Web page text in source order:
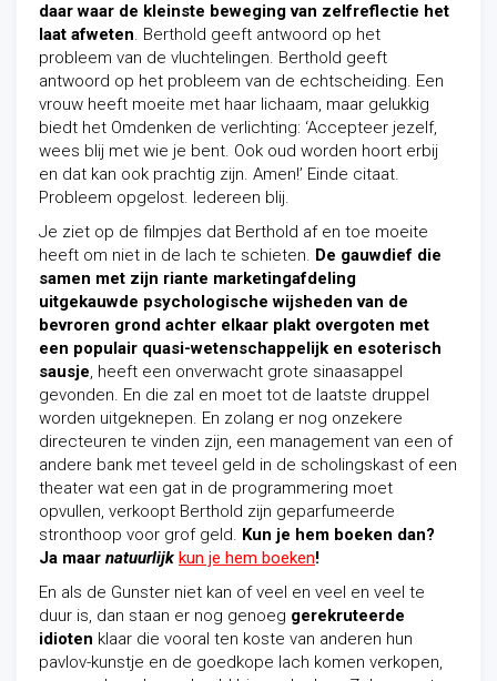
daar waar de kleinste beweging van zelfreflectie het
laat afweten. Berthold geeft antwoord op het
probleem van de vluchtelingen. Berthold geeft
antwoord op het probleem van de echtscheiding. Een
vrouw heeft moeite met haar lichaam, maar gelukkig
biedt het Omdenken de verlichting: ‘Accepteer jezelf,
wees blij met wie je bent. Ook oud worden hoort erbij
en dat kan ook prachtig zijn. Amen!’ Einde citaat.
Probleem opgelost. Iedereen blij.
Je ziet op de filmpjes dat Berthold af en toe moeite
heeft om niet in de lach te schieten. De gauwdief die
samen met zijn riante marketingafdeling
uitgekauwde psychologische wijsheden van de
bevroren grond achter elkaar plakt overgoten met
een populair quasi-wetenschappelijk en esoterisch
sausje, heeft een onverwacht grote sinaasappel
gevonden. En die zal en moet tot de laatste druppel
worden uitgeknepen. En zolang er nog onzekere
directeuren te vinden zijn, een management van een of
andere bank met teveel geld in de scholingskast of een
theater wat een gat in de programmering moet
opvullen, verkoopt Berthold zijn geparfumeerde
stronthoop voor grof geld. Kun je hem boeken dan?
Ja maar natuurlijk kun je hem boeken!
En als de Gunster niet kan of veel en veel en veel te
duur is, dan staan er nog genoeg gerekruteerde
idioten klaar die vooral ten koste van anderen hun
pavlov-kunstje en de goedkope lach komen verkopen,